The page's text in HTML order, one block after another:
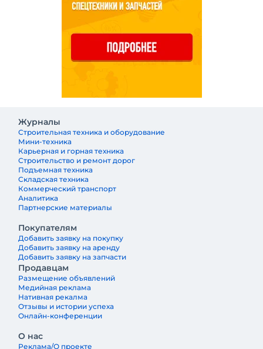
Журналы
Строительная техника и оборудование
Мини-техника
Карьерная и горная техника
Строительство и ремонт дорог
Подъемная техника
Складская техника
Коммерческий транспорт
Аналитика
Партнерские материалы
Покупателям
Добавить заявку на покупку
Добавить заявку на аренду
Добавить заявку на запчасти
Продавцам
Размещение объявлений
Медийная реклама
Нативная рекалма
Отзывы и истории успеха
Онлайн-конференции
О нас
Реклама/О проекте